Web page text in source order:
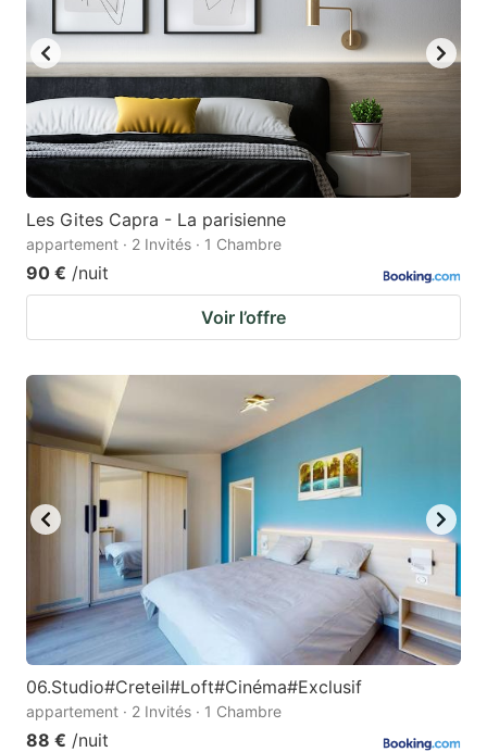
Les Gites Capra - La parisienne
appartement · 2 Invités · 1 Chambre
90 € /nuit
Voir l’offre
06.Studio#Creteil#Loft#Cinéma#Exclusif
appartement · 2 Invités · 1 Chambre
88 € /nuit